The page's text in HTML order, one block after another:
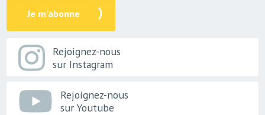
Je m'abonne
Rejoignez-nous
sur Instagram
Rejoignez-nous
sur Youtube